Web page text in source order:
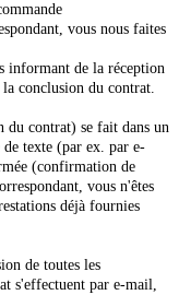
vous nous faites
informant de la réception
conclusion du contrat.
contrat) se fait dans un
texte (par ex. par e-
(confirmation de
vous n'êtes
déjà fournies
de toutes les
s'effectuent par e-mail,